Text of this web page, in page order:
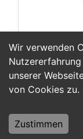
Wir verwenden
unserer
von Cookies zu.
Zustimmen